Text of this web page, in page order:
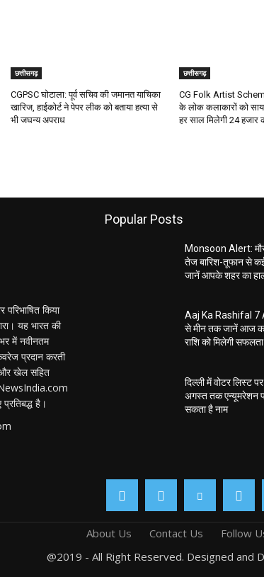
छत्तीसगढ़
CGPSC घोटाला: पूर्व सचिव की जमानत याचिका
खारिज, हाईकोर्ट ने पेपर लीक को बताया हत्या से
भी जघन्य अपराध
छत्तीसगढ़
CG Folk Artist
के लोक कलाकारों को
हर साल मिलेगी 24 हजार
किया
यह भारत की
में नवीनतम
प्रदान करती
और खेल सहित
है।
Popular Posts
Monsoon Alert:
तेज बारिश-तूफान से कई
जानें आपके शहर का
Aaj Ka Rashifal 7
से मीन तक जानें आज
राशि को मिलेगी
दिल्ली में वोटर लिस्ट
अगस्त तक एन्यूमरेशन
सकता है नाम
About Us Contact Us Follow
@2019 - All Right Reserved. Designed and